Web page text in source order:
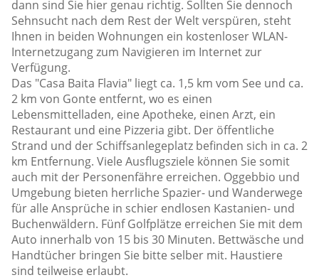
dann sind Sie hier genau richtig. Sollten Sie dennoch
Sehnsucht nach dem Rest der Welt verspüren, steht
Ihnen in beiden Wohnungen ein kostenloser WLAN-
Internetzugang zum Navigieren im Internet zur
Verfügung.
Das "Casa Baita Flavia" liegt ca. 1,5 km vom See und ca.
2 km von Gonte entfernt, wo es einen
Lebensmittelladen, eine Apotheke, einen Arzt, ein
Restaurant und eine Pizzeria gibt. Der öffentliche
Strand und der Schiffsanlegeplatz befinden sich in ca. 2
km Entfernung. Viele Ausflugsziele können Sie somit
auch mit der Personenfähre erreichen. Oggebbio und
Umgebung bieten herrliche Spazier- und Wanderwege
für alle Ansprüche in schier endlosen Kastanien- und
Buchenwäldern. Fünf Golfplätze erreichen Sie mit dem
Auto innerhalb von 15 bis 30 Minuten. Bettwäsche und
Handtücher bringen Sie bitte selber mit. Haustiere
sind teilweise erlaubt.